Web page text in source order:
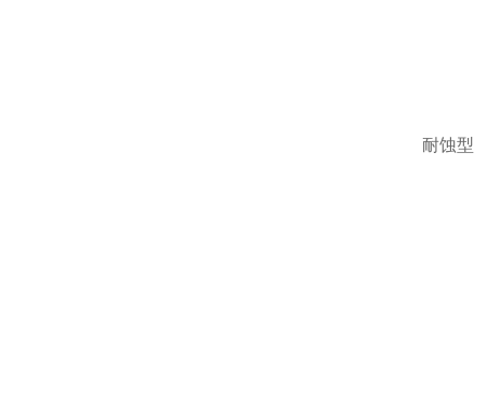
耐蚀型